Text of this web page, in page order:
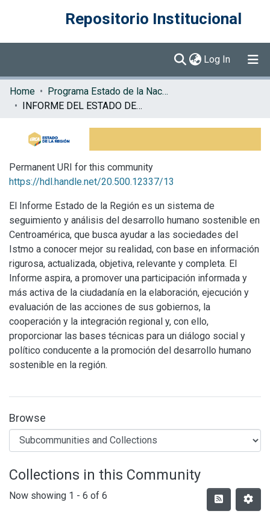
Repositorio Institucional
Log In (current)
Communities & Collections
Browse DSpace
Statistics
Home
Programa Estado de la Nación (PEN)
INFORME DEL ESTADO DE LA REGION
Permanent URI for this community
https://hdl.handle.net/20.500.12337/13
El Informe Estado de la Región es un sistema de
seguimiento y análisis del desarrollo humano sostenible en
Centroamérica, que busca ayudar a las sociedades del
Istmo a conocer mejor su realidad, con base en información
rigurosa, actualizada, objetiva, relevante y completa. El
Informe aspira, a promover una participación informada y
más activa de la ciudadanía en la elaboración, ejecución y
evaluación de las acciones de sus gobiernos, la
cooperación y la integración regional y, con ello,
proporcionar las bases técnicas para un diálogo social y
político conducente a la promoción del desarrollo humano
sostenible en la región.
Browse
Collections in this Community
Now showing 1 - 6 of 6